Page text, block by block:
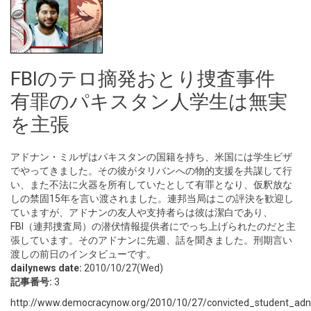
FBIのテロ摘発おとり捜査事件
有罪のパキスタン人学生は無実
を主張
アドナン・ミルザはパキスタンの国籍を持ち、米国には学生ビザ
でやってきました。その彼がタリバンへの物的支援を共謀して行
い、また不法に火器を所有していたとして有罪となり、仮釈放な
しの禁固15年を言い渡されました。連邦当局はこの評決を歓迎し
ていますが、アドナンの友人や支持者らは彼は潔白であり、
FBI（連邦捜査局）の潜伏情報提供者にでっち上げられたのだと主
張しています。そのアドナンに先週、話を聞きました。刑期言い
渡しの前日のインタビューです。
dailynews date: 2010/10/27(Wed)
記事番号: 3
http://www.democracynow.org/2010/10/27/